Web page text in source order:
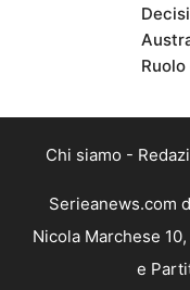
Chi siamo -
Serieanews.com
Nicola Marchese
e